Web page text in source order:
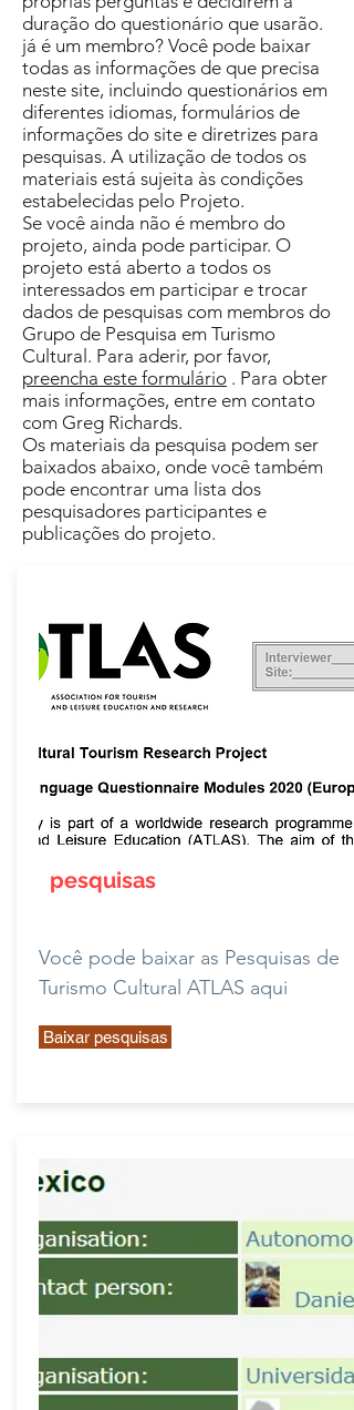
duração do questionário que usarão.
já é um membro? Você pode baixar
todas as informações de que precisa
neste site, incluindo questionários em
diferentes idiomas, formulários de
informações do site e diretrizes para
pesquisas. A utilização de todos os
materiais está sujeita às condições
estabelecidas pelo Projeto.
Se você ainda não é membro do
projeto, ainda pode participar. O
projeto está aberto a todos os
interessados ​​em participar e trocar
dados de pesquisas com membros do
Grupo de Pesquisa em Turismo
Cultural. Para aderir, por favor,
preencha este formulário . Para obter
mais informações, entre em contato
com Greg Richards.
Os materiais da pesquisa podem ser
baixados abaixo, onde você também
pode encontrar uma lista dos
pesquisadores participantes e
publicações do projeto.
pesquisas
Você pode baixar as Pesquisas de
Turismo Cultural ATLAS aqui
Baixar pesquisas